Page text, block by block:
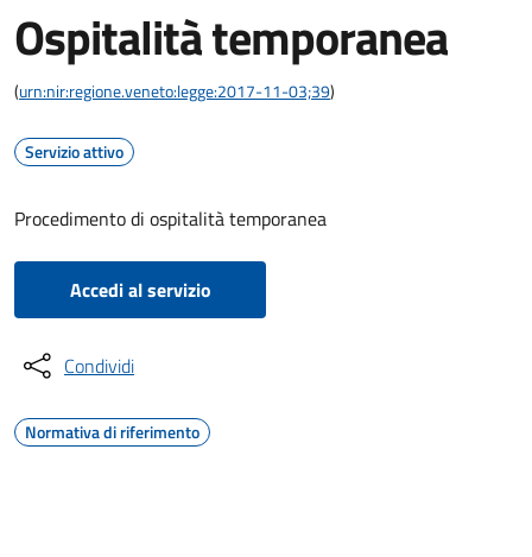
Ospitalità temporanea
(urn:nir:regione.veneto:legge:2017-11-03;39)
Servizio attivo
Procedimento di ospitalità temporanea
Accedi al servizio
Condividi
Normativa di riferimento